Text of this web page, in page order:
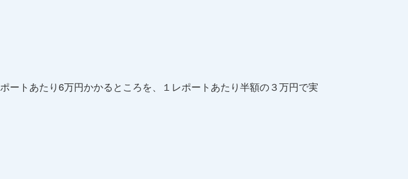
トあたり6万円かかるところを、１レポートあたり半額の３万円で実